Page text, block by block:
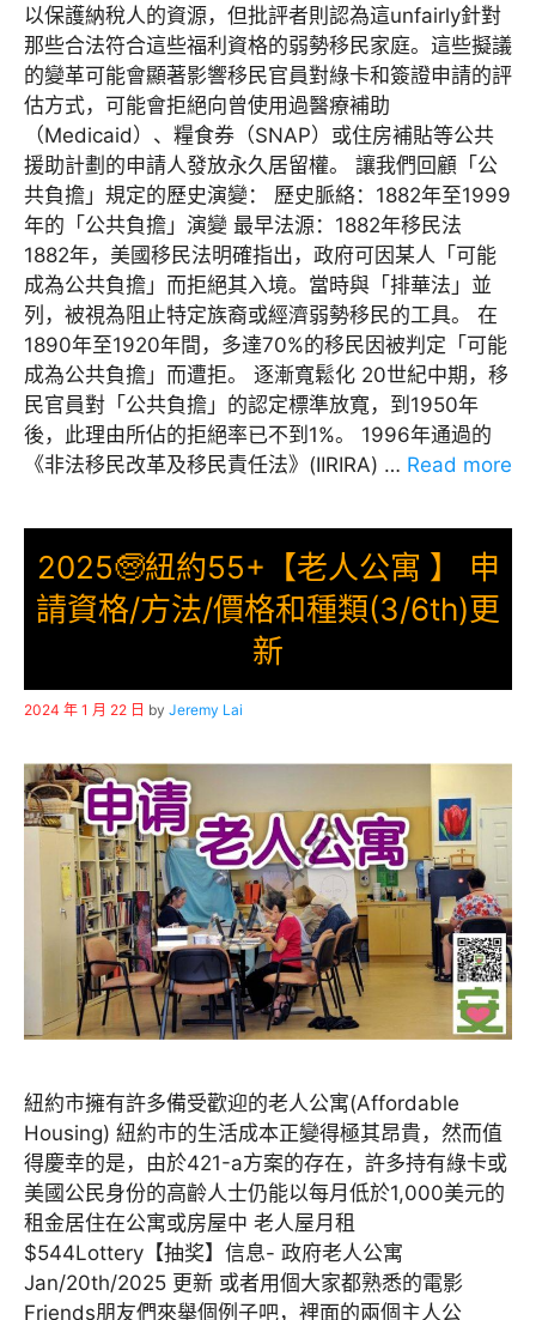
以保護納稅人的資源，但批評者則認為這unfairly針對
那些合法符合這些福利資格的弱勢移民家庭。這些擬議
的變革可能會顯著影響移民官員對綠卡和簽證申請的評
估方式，可能會拒絕向曾使用過醫療補助
（Medicaid）、糧食券（SNAP）或住房補貼等公共
援助計劃的申請人發放永久居留權。 讓我們回顧「公
共負擔」規定的歷史演變： 歷史脈絡：1882年至1999
年的「公共負擔」演變 最早法源：1882年移民法
1882年，美國移民法明確指出，政府可因某人「可能
成為公共負擔」而拒絕其入境。當時與「排華法」並
列，被視為阻止特定族裔或經濟弱勢移民的工具。 在
1890年至1920年間，多達70%的移民因被判定「可能
成為公共負擔」而遭拒。 逐漸寬鬆化 20世紀中期，移
民官員對「公共負擔」的認定標準放寬，到1950年
後，此理由所佔的拒絕率已不到1%。 1996年通過的
《非法移民改革及移民責任法》(IIRIRA) … Read more
2025🧓紐約55+【老人公寓 】 申
請資格/方法/價格和種類(3/6th)更
新
2024 年 1 月 22 日 by Jeremy Lai
紐約市擁有許多備受歡迎的老人公寓(Affordable
Housing) 紐約市的生活成本正變得極其昂貴，然而值
得慶幸的是，由於421-a方案的存在，許多持有綠卡或
美國公民身份的高齡人士仍能以每月低於1,000美元的
租金居住在公寓或房屋中 老人屋月租
$544Lottery【抽奖】信息- 政府老人公寓
Jan/20th/2025 更新 或者用個大家都熟悉的電影
Friends朋友們來舉個例子吧，裡面的兩個主人公